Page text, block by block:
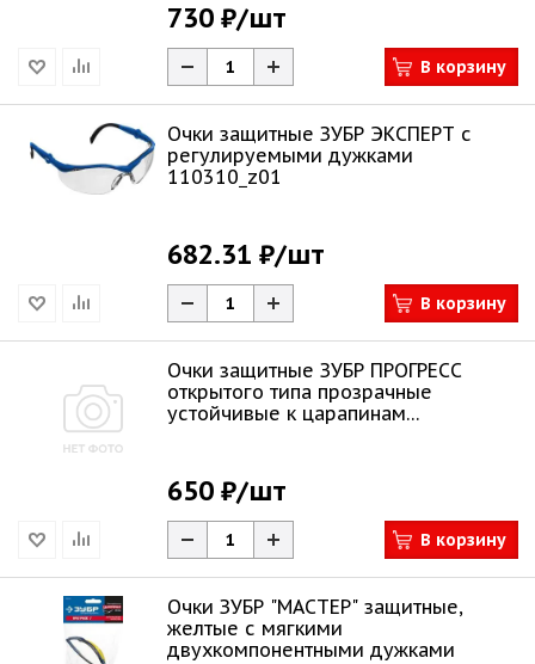
730 ₽/шт
В корзину
Очки защитные ЗУБР ЭКСПЕРТ с
регулируемыми дужками
110310_z01
682.31 ₽/шт
В корзину
Очки защитные ЗУБР ПРОГРЕСС
открытого типа прозрачные
устойчивые к царапинам
650 ₽/шт
В корзину
Очки ЗУБР "МАСТЕР" защитные,
желтые с мягкими
двухкомпонентными дужками